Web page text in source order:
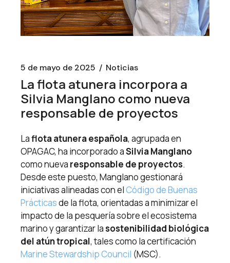
5 de mayo de 2025 Noticias
La flota atunera incorpora a
Silvia Manglano como nueva
responsable de proyectos
Laflota atunera española, agrupada en
OPAGAC, ha incorporado aSilvia Manglano
como nueva responsable de proyectos.
Desde este puesto, Manglano gestionará
iniciativas alineadas con elCódigo de Buenas
Prácticasde la flota, orientadas a minimizar el
impacto de la pesquería sobre el ecosistema
marino y garantizar lasostenibilidad biológica
del atún tropical, tales como la certificación
Marine Stewardship Council (MSC).